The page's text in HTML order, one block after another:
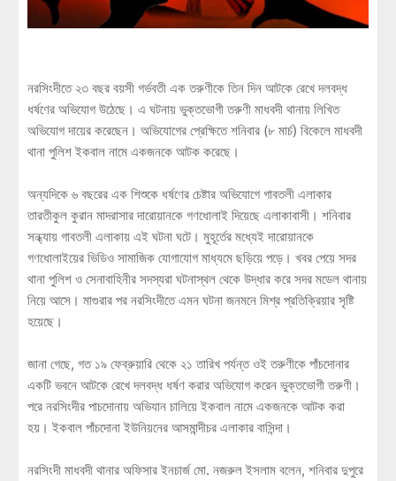
নরসিংদীতে ২৩ বছর বয়সী গর্ভবতী এক তরুণীকে তিন দিন আটকে রেখে দলবদ্ধ
ধর্ষণের অভিযোগ উঠেছে। এ ঘটনায় ভুক্তভোগী তরুণী মাধবদী থানায় লিখিত
অভিযোগ দায়ের করেছেন। অভিযোগের প্রেক্ষিতে শনিবার (৮ মার্চ) বিকেলে মাধবদী
থানা পুলিশ ইকবাল নামে একজনকে আটক করেছে।
অন্যদিকে ৬ বছরের এক শিশুকে ধর্ষণের চেষ্টার অভিযোগে গাবতলী এলাকার
তারতীকুল কুরান মাদরাসার দারোয়ানকে গণধোলাই দিয়েছে এলাকাবাসী। শনিবার
সন্ধ্যায় গাবতলী এলাকায় এই ঘটনা ঘটে। মুহূর্তের মধ্যেই দারোয়ানকে
গণধোলাইয়ের ভিডিও সামাজিক যোগাযোগ মাধ্যমে ছড়িয়ে পড়ে। খবর পেয়ে সদর
থানা পুলিশ ও সেনাবাহিনীর সদস্যরা ঘটনাস্থল থেকে উদ্ধার করে সদর মডেল থানায়
নিয়ে আসে। মাগুরার পর নরসিংদীতে এমন ঘটনা জনমনে মিশ্র প্রতিক্রিয়ার সৃষ্টি
হয়েছে।
জানা গেছে, গত ১৯ ফেব্রুয়ারি থেকে ২১ তারিখ পর্যন্ত ওই তরুণীকে পাঁচদোনার
একটি ভবনে আটকে রেখে দলবদ্ধ ধর্ষণ করার অভিযোগ করেন ভুক্তভোগী তরুণী।
পরে নরসিংদীর পাচদোনায় অভিযান চালিয়ে ইকবাল নামে একজনকে আটক করা
হয়। ইকবাল পাঁচদোনা ইউনিয়নের আসমান্দীচর এলাকার বাসিন্দা।
নরসিংদী মাধবদী থানার অফিসার ইনচার্জ মো. নজরুল ইসলাম বলেন, শনিবার দুপুরে